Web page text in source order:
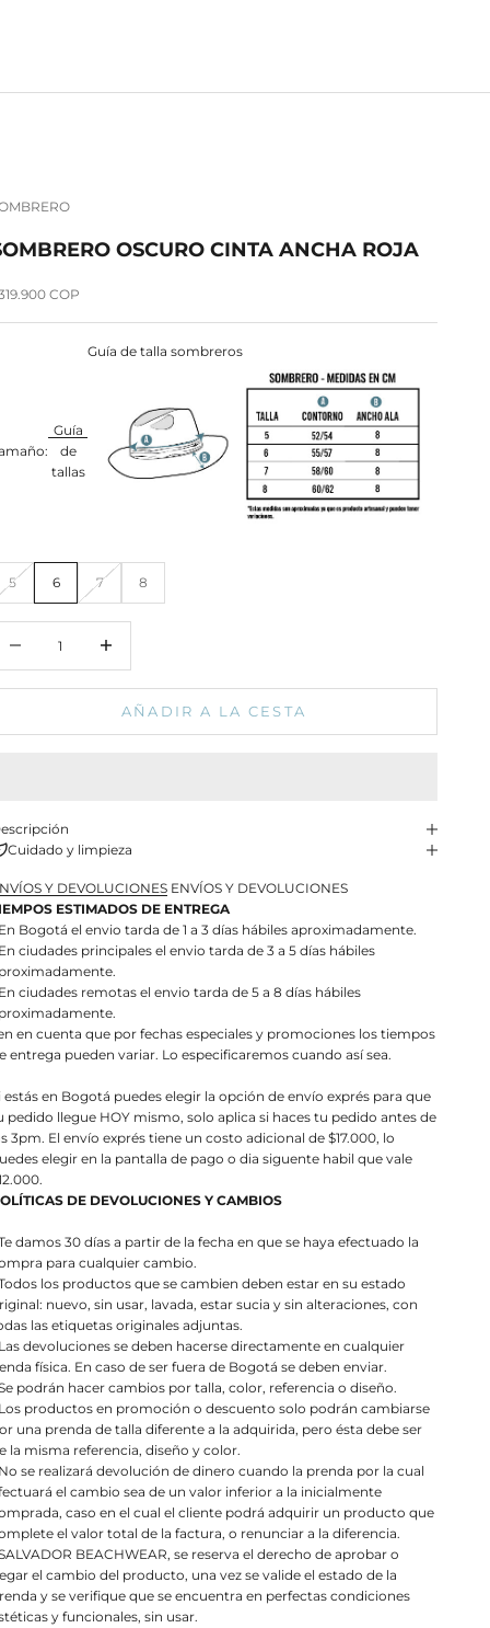
OSCURO CINTA ANCHA ROJA
de oferta
COP
Guía
de
tallas
Guía de talla sombreros
5 6 7 8
AÑADIR A LA CESTA
Cuidado y limpieza
Y DEVOLUCIONES ENVÍOS Y DEVOLUCIONES
ESTIMADOS DE ENTREGA
En Bogotá el envio tarda de 1 a 3 días hábiles aproximadamente.
En ciudades principales el envio tarda de 3 a 5 días hábiles
En ciudades remotas el envio tarda de 5 a 8 días hábiles
en cuenta que por fechas especiales y promociones los tiempos
entrega pueden variar. Lo especificaremos cuando así sea.
estás en Bogotá puedes elegir la opción de envío exprés para que
pedido llegue HOY mismo, solo aplica si haces tu pedido antes de
3pm. El envío exprés tiene un costo adicional de $17.000, lo
elegir en la pantalla de pago o dia siguente habil que vale
DE DEVOLUCIONES Y CAMBIOS
Te damos 30 días a partir de la fecha en que se haya efectuado la
para cualquier cambio.
Todos los productos que se cambien deben estar en su estado
nuevo, sin usar, lavada, estar sucia y sin alteraciones, con
las etiquetas originales adjuntas.
Las devoluciones se deben hacerse directamente en cualquier
física. En caso de ser fuera de Bogotá se deben enviar.
Se podrán hacer cambios por talla, color, referencia o diseño.
Los productos en promoción o descuento solo podrán cambiarse
una prenda de talla diferente a la adquirida, pero ésta debe ser
la misma referencia, diseño y color.
No se realizará devolución de dinero cuando la prenda por la cual
el cambio sea de un valor inferior a la inicialmente
caso en el cual el cliente podrá adquirir un producto que
el valor total de la factura, o renunciar a la diferencia.
SALVADOR BEACHWEAR, se reserva el derecho de aprobar o
el cambio del producto, una vez se valide el estado de la
y se verifique que se encuentra en perfectas condiciones
y funcionales, sin usar.